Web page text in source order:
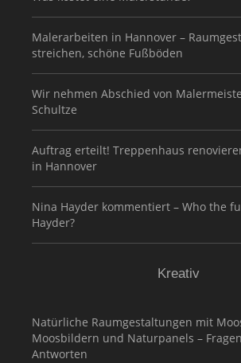
Malerarbeiten in Hannover –
streichen, schöne Fußböden
Wir nehmen Abschied von
Schultze
Auftrag erteilt! Treppenhaus
in Hannover
Nina Hayder kommentiert – Who the
Hayder?
Kreativ
Natürliche Raumgestaltungen mit
Moosbildern und Naturpanels –
Antworten